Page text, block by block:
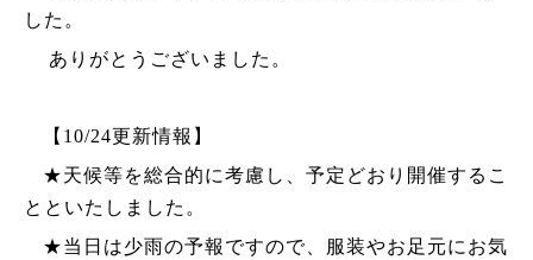
した。
ありがとうございました。
【10/24更新情報】
★天候等を総合的に考慮し、予定どおり開催するこ
とといたしました。
★当日は少雨の予報ですので、服装やお足元にお気